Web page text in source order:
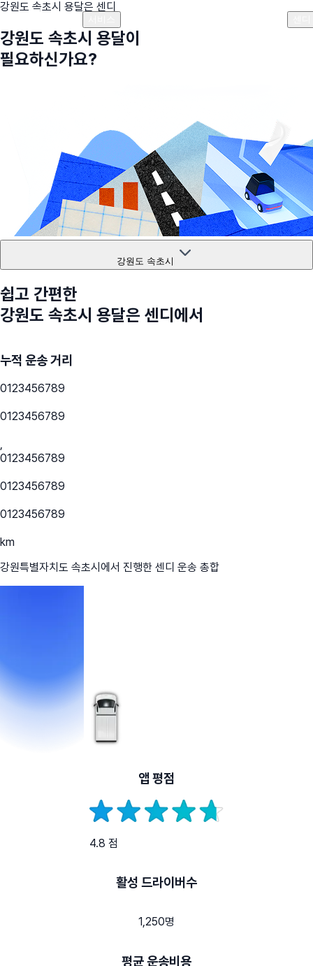
강원도 속초시 용달은 센디
강원도 속초시 용달이
필요하신가요?
강원도 속초시
쉽고 간편한
강원도 속초시 용달은 센디에서
누적 운송 거리
0123456789
0123456789
,
0123456789
0123456789
0123456789
km
강원특별자치도 속초시 에서 진행한 센디 운송 총합
앱 평점
4.8 점
활성 드라이버수
1,250명
평균 운송비용